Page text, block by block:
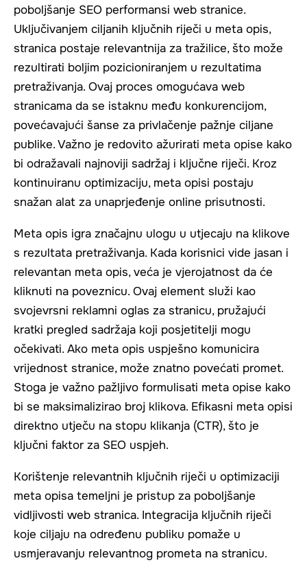
poboljšanje SEO performansi web stranice.
Uključivanjem ciljanih ključnih riječi u meta opis,
stranica postaje relevantnija za tražilice, što može
rezultirati boljim pozicioniranjem u rezultatima
pretraživanja. Ovaj proces omogućava web
stranicama da se istaknu među konkurencijom,
povećavajući šanse za privlačenje pažnje ciljane
publike. Važno je redovito ažurirati meta opise kako
bi odražavali najnoviji sadržaj i ključne riječi. Kroz
kontinuiranu optimizaciju, meta opisi postaju
snažan alat za unaprjeđenje online prisutnosti.
Meta opis igra značajnu ulogu u utjecaju na klikove
s rezultata pretraživanja. Kada korisnici vide jasan i
relevantan meta opis, veća je vjerojatnost da će
kliknuti na poveznicu. Ovaj element služi kao
svojevrsni reklamni oglas za stranicu, pružajući
kratki pregled sadržaja koji posjetitelji mogu
očekivati. Ako meta opis uspješno komunicira
vrijednost stranice, može znatno povećati promet.
Stoga je važno pažljivo formulisati meta opise kako
bi se maksimalizirao broj klikova. Efikasni meta opisi
direktno utječu na stopu klikanja (CTR), što je
ključni faktor za SEO uspjeh.
Korištenje relevantnih ključnih riječi u optimizaciji
meta opisa temeljni je pristup za poboljšanje
vidljivosti web stranica. Integracija ključnih riječi
koje ciljaju na određenu publiku pomaže u
usmjeravanju relevantnog prometa na stranicu.